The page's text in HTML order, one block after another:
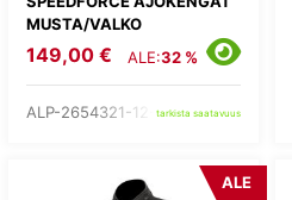
MUSTA/VALKO
149,00 € ALE:32 %
ALP-2654321-12- tarkista saatavuus
ALE